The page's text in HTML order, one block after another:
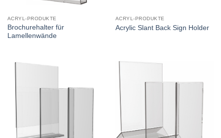
ACRYL-PRODUKTE
Brochurehalter für
Lamellenwände
ACRYL-PRODUKTE
Acrylic Slant Back Sign Holder